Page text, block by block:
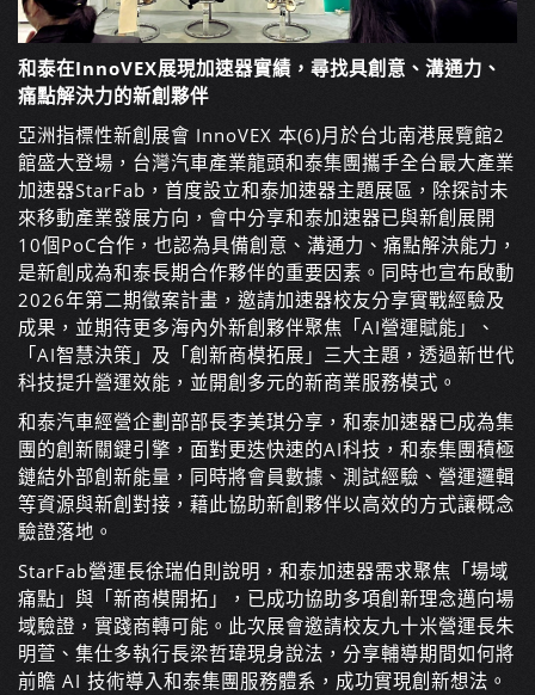
和泰在InnoVEX展現加速器實績，尋找具創意、溝通力、
痛點解決力的新創夥伴
亞洲指標性新創展會 InnoVEX 本(6)月於台北南港展覽館2
館盛大登場，台灣汽車產業龍頭和泰集團攜手全台最大產業
加速器StarFab，首度設立和泰加速器主題展區，除探討未
來移動產業發展方向，會中分享和泰加速器已與新創展開
10個PoC合作，也認為具備創意、溝通力、痛點解決能力，
是新創成為和泰長期合作夥伴的重要因素。同時也宣布啟動
2026年第二期徵案計畫，邀請加速器校友分享實戰經驗及
成果，並期待更多海內外新創夥伴聚焦「AI營運賦能」、
「AI智慧決策」及「創新商模拓展」三大主題，透過新世代
科技提升營運效能，並開創多元的新商業服務模式。
和泰汽車經營企劃部部長李美琪分享，和泰加速器已成為集
團的創新關鍵引擎，面對更迭快速的AI科技，和泰集團積極
鏈結外部創新能量，同時將會員數據、測試經驗、營運邏輯
等資源與新創對接，藉此協助新創夥伴以高效的方式讓概念
驗證落地。
StarFab營運長徐瑞伯則說明，和泰加速器需求聚焦「場域
痛點」與「新商模開拓」，已成功協助多項創新理念邁向場
域驗證，實踐商轉可能。此次展會邀請校友九十米營運長朱
明萱、集仕多執行長梁哲瑋現身說法，分享輔導期間如何將
前瞻 AI 技術導入和泰集團服務體系，成功實現創新想法。